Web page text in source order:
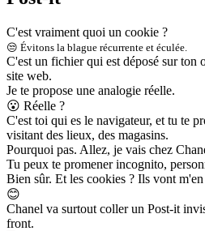
C'est vraiment quoi un cookie ?
😒 Évitons la blague récurrente et éculée.
C'est un fichier qui est déposé sur ton
site web.
Je te propose une analogie réelle.
😮 Réelle ?
C'est toi qui es le navigateur, et tu te
visitant des lieux, des magasins.
Pourquoi pas. Allez, je vais chez
Tu peux te promener incognito,
Bien sûr. Et les cookies ? Ils vont
😊
Chanel va surtout coller un Post-it
front.